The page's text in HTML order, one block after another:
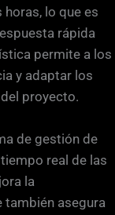
lo que es
rápida
permite a los
y adaptar los
proyecto.
de gestión de
real de las
la
también asegura